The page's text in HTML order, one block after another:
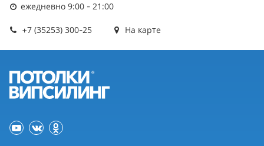
ежедневно 9:00 - 21:00
+7 (35253) 300-25 На карте